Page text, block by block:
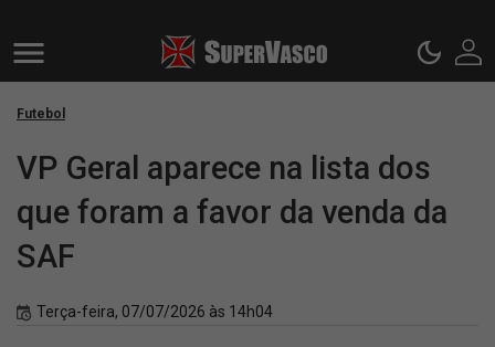
Futebol
VP Geral aparece na lista dos
que foram a favor da venda da
SAF
Terça-feira, 07/07/2026 às 14h04